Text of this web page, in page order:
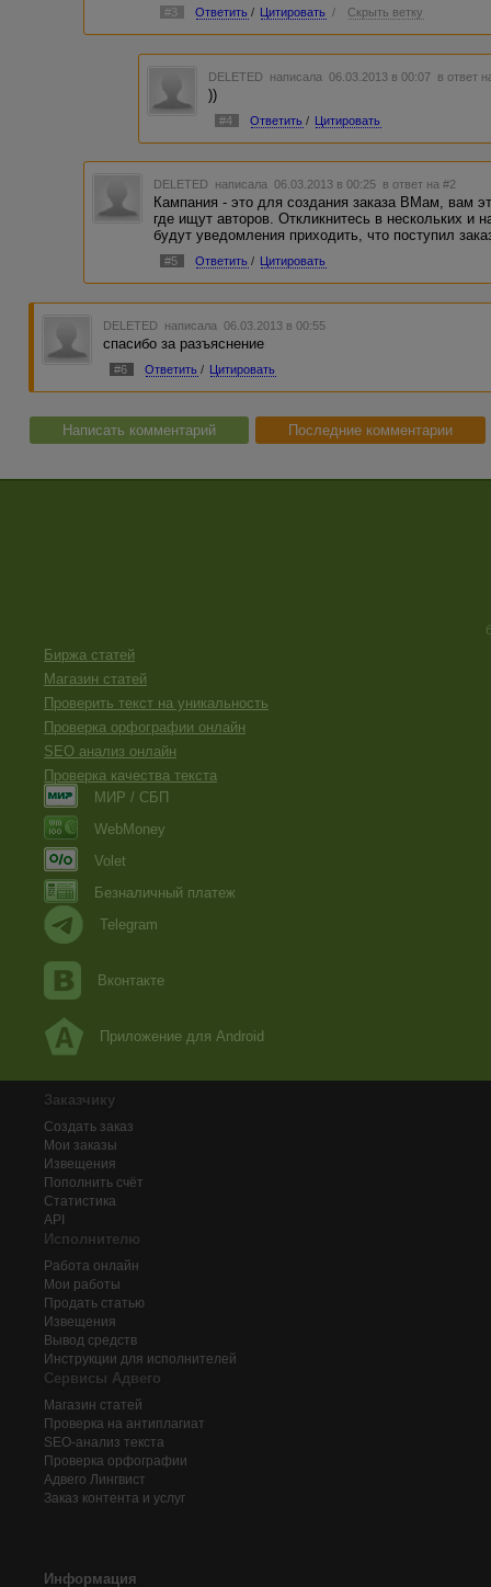
#3 Ответить / Цитировать / Скрыть ветку
DELETED написала 06.03.2013 в 00:07 в ответ
))
#4 Ответить / Цитировать
DELETED написала 06.03.2013 в 00:25 в ответ на #2
Кампания - это для создания заказа ВМам, вам
где ищут авторов. Откликнитесь в нескольких и
будут уведомления приходить, что поступил
#5 Ответить / Цитировать
DELETED написала 06.03.2013 в 00:55
спасибо за разъяснение
#6 Ответить / Цитировать
Написать комментарий Последние комментарии
Биржа статей
Магазин статей
Проверить текст на уникальность
Проверка орфографии онлайн
SEO анализ онлайн
Проверка качества текста
МИР / СБП
WebMoney
Volet
Безналичный платеж
Telegram
Вконтакте
Приложение для Android
Заказчику
Создать заказ
Мои заказы
Извещения
Пополнить счёт
Статистика
API
Исполнителю
Работа онлайн
Мои работы
Продать статью
Извещения
Вывод средств
Инструкции для исполнителей
Сервисы Адвего
Магазин статей
Проверка на антиплагиат
SEO-анализ текста
Проверка орфографии
Адвего Лингвист
Заказ контента и услуг
Информация